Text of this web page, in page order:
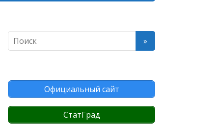
Официальный сайт
СтатГрад